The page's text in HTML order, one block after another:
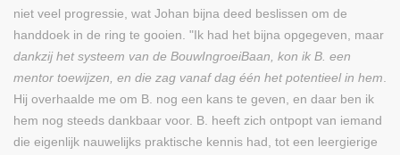
niet veel progressie, wat Johan bijna deed beslissen om de
handdoek in de ring te gooien. "Ik had het bijna opgegeven, maar
dankzij het systeem van de BouwIngroeiBaan, kon ik B. een
mentor toewijzen, en die zag vanaf dag één het potentieel in hem
Hij overhaalde me om B. nog een kans te geven, en daar ben ik
hem nog steeds dankbaar voor. B. heeft zich ontpopt van iemand
die eigenlijk nauwelijks praktische kennis had, tot een leergierige